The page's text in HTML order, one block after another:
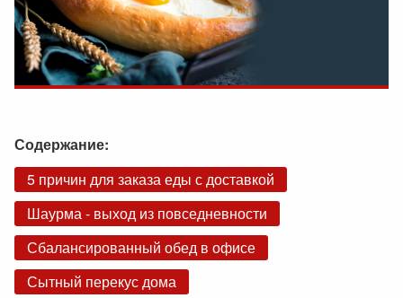
Содержание:
5 причин для заказа еды с доставкой
Шаурма - выход из повседневности
Сбалансированный обед в офисе
Сытный перекус дома